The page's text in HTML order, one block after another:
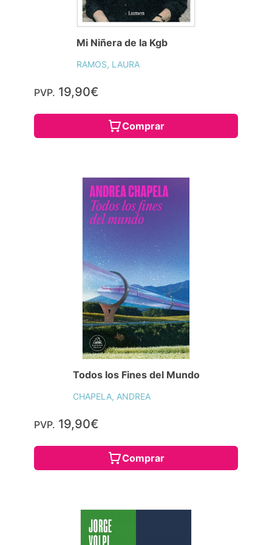
Mi Niñera de la Kgb
RAMOS, LAURA
PVP. 19,90€
Comprar
Todos los Fines del Mundo
CHAPELA, ANDREA
PVP. 19,90€
Comprar